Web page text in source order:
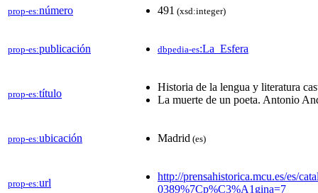
prop-es:número 491 (xsd:integer)
prop-es:publicación dbpedia-es:La_Esfera
prop-es:título
Historia de la lengua y literatura
La muerte de un poeta. Antonio
prop-es:ubicación Madrid (es)
prop-es:url
http://prensahistorica.mcu.es/es/
0389%7Cp%C3%A1gina=7